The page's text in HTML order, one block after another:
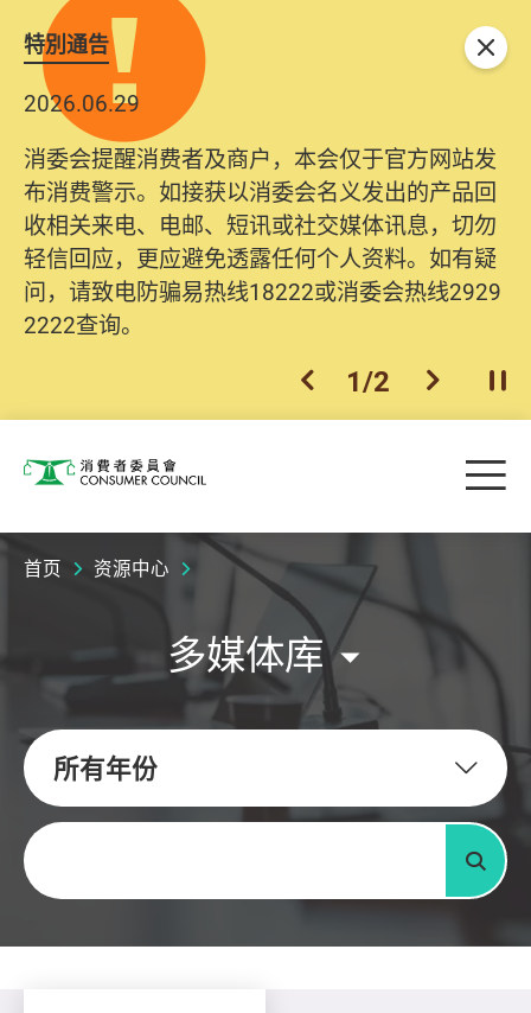
特別通告
2026.06.29
消委会提醒消费者及商户，本会仅于官方网站发
布消费警示。如接获以消委会名义发出的产品回
收相关来电、电邮、短讯或社交媒体讯息，切勿
轻信回应，更应避免透露任何个人资料。如有疑
问，请致电防骗易热线18222或消委会热线2929
2222查询。
上一个
1/2 下一个开
关闭
消费者委员会 目
首页 资源中心
多媒体库
所有年份
关键字
搜寻